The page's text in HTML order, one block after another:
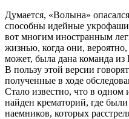
Думается, «Волына»
способны идейные
вот многим иностранным
жизнью, когда они,
может, была дана команда
В пользу этой версии
полученные в ходе
Стало известно, что в одном
найден крематорий, где
наемников, которых